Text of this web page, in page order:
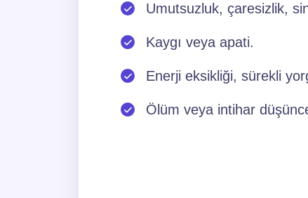
Umutsuzluk, çaresizlik,
Kaygı veya apati.
Enerji eksikliği, sürekli
Ölüm veya intihar